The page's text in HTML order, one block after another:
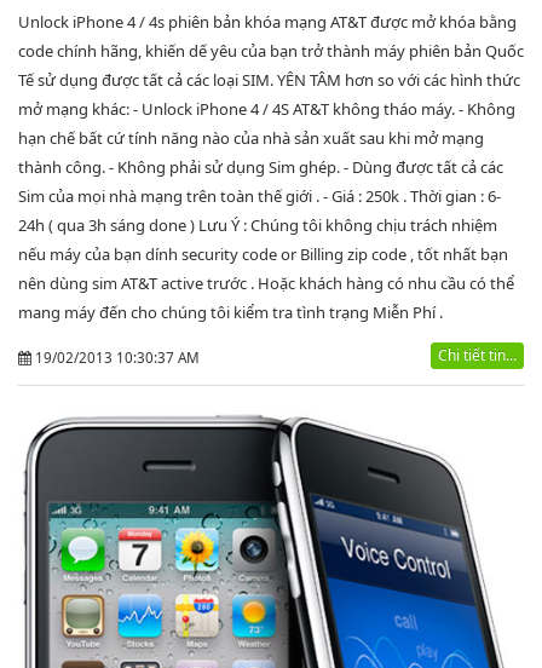
Unlock iPhone 4 / 4s phiên bản khóa mạng AT&T được mở khóa bằng
code chính hãng, khiến dế yêu của bạn trở thành máy phiên bản Quốc
Tế sử dụng được tất cả các loại SIM. YÊN TÂM hơn so với các hình thức
mở mạng khác: - Unlock iPhone 4 / 4S AT&T không tháo máy. - Không
hạn chế bất cứ tính năng nào của nhà sản xuất sau khi mở mạng
thành công. - Không phải sử dụng Sim ghép. - Dùng được tất cả các
Sim của mọi nhà mạng trên toàn thế giới . - Giá : 250k . Thời gian : 6-
24h ( qua 3h sáng done ) Lưu Ý : Chúng tôi không chịu trách nhiệm
nếu máy của bạn dính security code or Billing zip code , tốt nhất bạn
nên dùng sim AT&T active trước . Hoặc khách hàng có nhu cầu có thể
mang máy đến cho chúng tôi kiểm tra tình trạng Miễn Phí .
19/02/2013 10:30:37 AM Chi tiết tin...